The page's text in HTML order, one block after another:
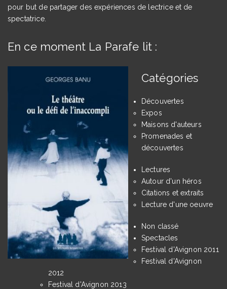
pour but de partager des expériences de lectrice et de
spectatrice.
En ce moment La Parafe lit :
Catégories
Découvertes
Expos
Maisons d'auteurs
Promenades et
découvertes
Lectures
Autour d'un héros
Citations et extraits
Lecture d'une oeuvre
Non classé
Spectacles
Festival d'Avignon 2011
Festival d'Avignon
2012
Festival d'Avignon 2013